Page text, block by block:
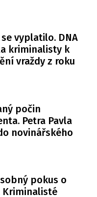
vyplatilo. DNA
kriminalisty k
vraždy z roku
počin
Petra Pavla
novinářského
pokus o
Kriminalisté